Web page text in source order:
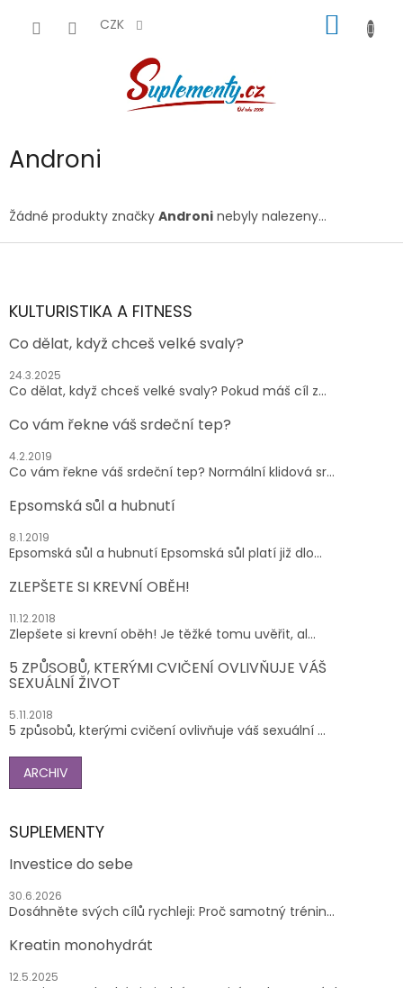
CZK
KOŠÍK
Androni
Žádné produkty značky Androni nebyly nalezeny...
Z
aKULTURISTIKA A FITNESS
Co dělat, když chceš velké svaly?
24.3.2025
Co dělat, když chceš velké svaly? Pokud máš cíl z...
Co vám řekne váš srdeční tep?
4.2.2019
Co vám řekne váš srdeční tep? Normální klidová sr...
Epsomská sůl a hubnutí
8.1.2019
Epsomská sůl a hubnutí Epsomská sůl platí již dlo...
ZLEPŠETE SI KREVNÍ OBĚH!
11.12.2018
Zlepšete si krevní oběh! Je těžké tomu uvěřit, al...
5 ZPŮSOBŮ, KTERÝMI CVIČENÍ OVLIVŇUJE VÁŠ
SEXUÁLNÍ ŽIVOT
5.11.2018
5 způsobů, kterými cvičení ovlivňuje váš sexuální ...
ARCHIV
SUPLEMENTY
Investice do sebe
30.6.2026
Dosáhněte svých cílů rychleji: Proč samotný trénin...
Kreatin monohydrát
12.5.2025